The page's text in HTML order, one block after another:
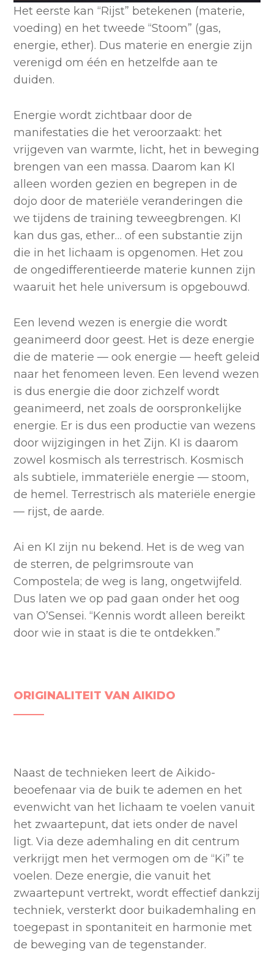
Het eerste kan “Rijst” betekenen (materie,
voeding) en het tweede “Stoom” (gas,
energie, ether). Dus materie en energie zijn
verenigd om één en hetzelfde aan te
duiden.
Energie wordt zichtbaar door de
manifestaties die het veroorzaakt: het
vrijgeven van warmte, licht, het in beweging
brengen van een massa. Daarom kan KI
alleen worden gezien en begrepen in de
dojo door de materiële veranderingen die
we tijdens de training teweegbrengen. KI
kan dus gas, ether… of een substantie zijn
die in het lichaam is opgenomen. Het zou
de ongedifferentieerde materie kunnen zijn
waaruit het hele universum is opgebouwd.
Een levend wezen is energie die wordt
geanimeerd door geest. Het is deze energie
die de materie — ook energie — heeft geleid
naar het fenomeen leven. Een levend wezen
is dus energie die door zichzelf wordt
geanimeerd, net zoals de oorspronkelijke
energie. Er is dus een productie van wezens
door wijzigingen in het Zijn. KI is daarom
zowel kosmisch als terrestrisch. Kosmisch
als subtiele, immateriële energie — stoom,
de hemel. Terrestrisch als materiële energie
— rijst, de aarde.
Ai en KI zijn nu bekend. Het is de weg van
de sterren, de pelgrimsroute van
Compostela; de weg is lang, ongetwijfeld.
Dus laten we op pad gaan onder het oog
van O’Sensei. “Kennis wordt alleen bereikt
door wie in staat is die te ontdekken.”
ORIGINALITEIT VAN AIKIDO
Naast de technieken leert de Aikido-
beoefenaar via de buik te ademen en het
evenwicht van het lichaam te voelen vanuit
het zwaartepunt, dat iets onder de navel
ligt. Via deze ademhaling en dit centrum
verkrijgt men het vermogen om de “Ki” te
voelen. Deze energie, die vanuit het
zwaartepunt vertrekt, wordt effectief dankzij
techniek, versterkt door buikademhaling en
toegepast in spontaniteit en harmonie met
de beweging van de tegenstander.